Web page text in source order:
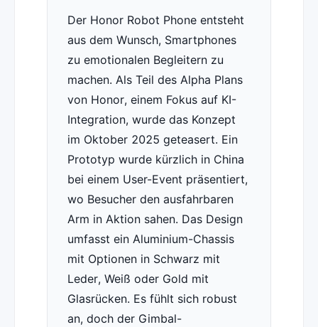
Der Honor Robot Phone entsteht
aus dem Wunsch, Smartphones
zu emotionalen Begleitern zu
machen. Als Teil des Alpha Plans
von Honor, einem Fokus auf KI-
Integration, wurde das Konzept
im Oktober 2025 geteasert. Ein
Prototyp wurde kürzlich in China
bei einem User-Event präsentiert,
wo Besucher den ausfahrbaren
Arm in Aktion sahen. Das Design
umfasst ein Aluminium-Chassis
mit Optionen in Schwarz mit
Leder, Weiß oder Gold mit
Glasrücken. Es fühlt sich robust
an, doch der Gimbal-